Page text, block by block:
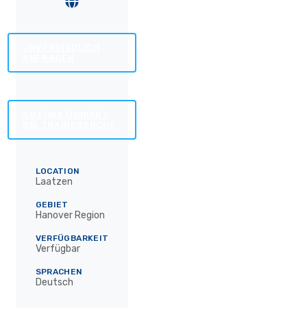
LOCATION
Laatzen
GEBIET
Hanover Region
VERFÜGBARKEIT
Verfügbar
SPRACHEN
Deutsch